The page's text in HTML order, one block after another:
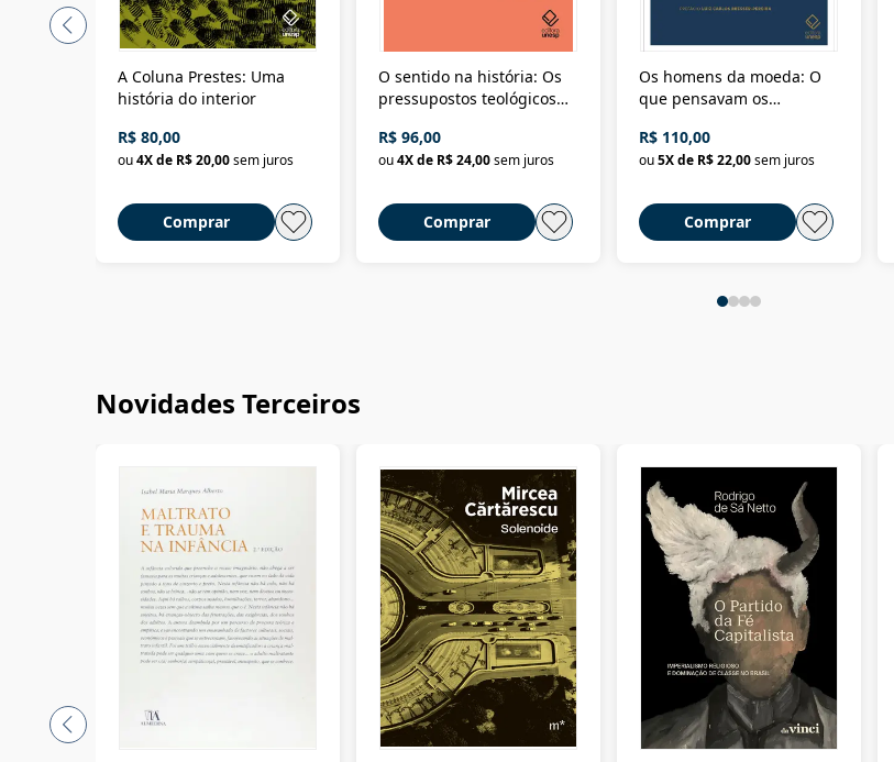
A Coluna Prestes: Uma
história do interior
R$ 80,00
ou4X de R$ 20,00sem juros
Comprar
O sentido na história: Os
pressupostos teológicos
R$ 96,00
ou4X de R$ 24,00sem juros
Comprar
Os homens da moeda: O
que pensavam os
Nova República (1985-
2018)
R$ 110,00
ou5X de R$ 22,00sem juros
Comprar
Novidades Terceiros